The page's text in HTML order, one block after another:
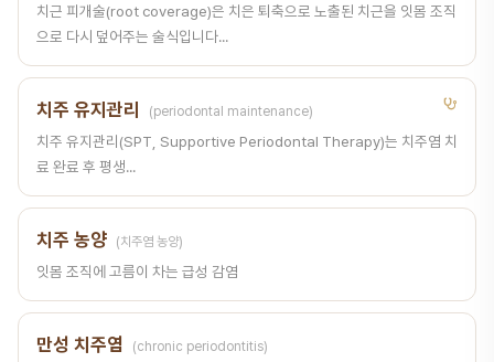
치근 피개술(root coverage)은 치은 퇴축으로 노출된 치근을 잇몸 조직
으로 다시 덮어주는 술식입니다...
치주 유지관리 (periodontal maintenance)
치주 유지관리(SPT, Supportive Periodontal Therapy)는 치주염 치
료 완료 후 평생...
치주 농양 (치주염 농양)
잇몸 조직에 고름이 차는 급성 감염
만성 치주염 (chronic periodontitis)